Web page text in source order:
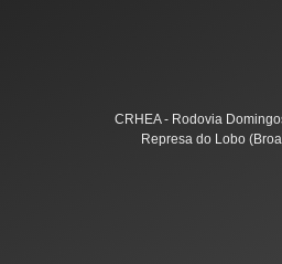
CRHEA - Rodovia
Represa do Lobo